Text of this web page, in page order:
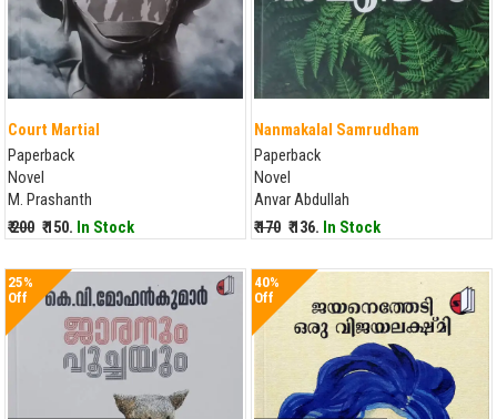
Court Martial
Paperback
Novel
M. Prashanth
₹ 200 ₹ 150. In Stock
Nanmakalal Samrudham
Paperback
Novel
Anvar Abdullah
₹ 170 ₹ 136. In Stock
25%
Off
40%
Off